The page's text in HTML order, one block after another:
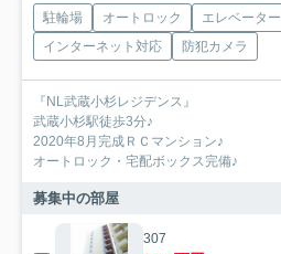
駐輪場 オートロック エレベーター
インターネット対応
防犯カメラ
『NL武蔵小杉レジデンス』
武蔵小杉駅徒歩3分♪
2020年8月完成ＲＣマンション♪
オートロック・宅配ボックス完備♪
募集中の部屋
307